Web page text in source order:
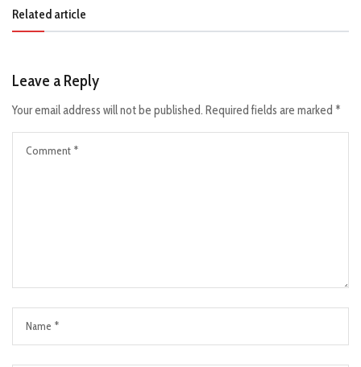
Related article
Leave a Reply
Your email address will not be published. Required fields are marked *